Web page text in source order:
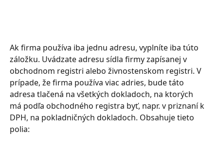
Ak firma používa iba jednu adresu, vyplníte iba túto
záložku. Uvádzate adresu sídla firmy zapísanej v
obchodnom registri alebo živnostenskom registri. V
prípade, že firma používa viac adries, bude táto
adresa tlačená na všetkých dokladoch, na ktorých
má podľa obchodného registra byť, napr. v priznaní k
DPH, na pokladničných dokladoch. Obsahuje tieto
polia: